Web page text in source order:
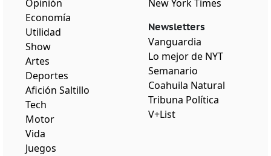
Opinión
Economía
Utilidad
Show
Artes
Deportes
Afición Saltillo
Tech
Motor
Vida
Juegos
New York Times
Newsletters
Vanguardia
Lo mejor de NYT
Semanario
Coahuila Natural
Tribuna Política
V+List